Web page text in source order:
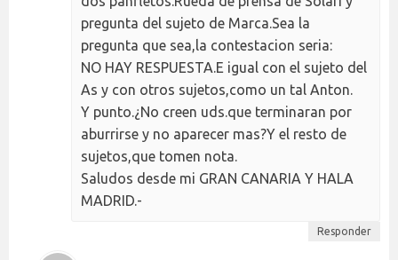
pregunta del sujeto de Marca.Sea la
pregunta que sea,la contestacion seria:
NO HAY RESPUESTA.E igual con el sujeto del
As y con otros sujetos,como un tal Anton.
Y punto.¿No creen uds.que terminaran por
aburrirse y no aparecer mas?Y el resto de
sujetos,que tomen nota.
Saludos desde mi GRAN CANARIA Y HALA
MADRID.-
Responder